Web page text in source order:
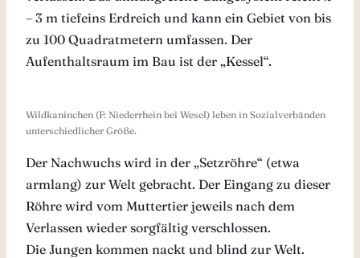
– 3 m tiefeins Erdreich und kann ein Gebiet von bis
zu 100 Quadratmetern umfassen. Der
Aufenthaltsraum im Bau ist der „Kessel“.
Wildkaninchen (F: Niederrhein bei Wesel) leben in Sozialverbänden
unterschiedlicher Größe.
Der Nachwuchs wird in der „Setzröhre“ (etwa
armlang) zur Welt gebracht. Der Eingang zu dieser
Röhre wird vom Muttertier jeweils nach dem
Verlassen wieder sorgfältig verschlossen.
Die Jungen kommen nackt und blind zur Welt.